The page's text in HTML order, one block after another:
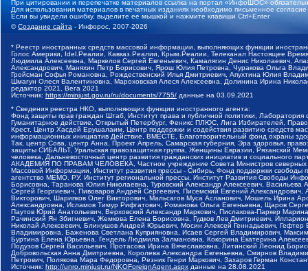
При цитировании и перепечатке материалов ссылка на портал «ИнфоШОС»
Для использования материалов в печатных изданиях необходимо письменное
Если вы увидели ошибку, выделите ее мышкой и нажмите клавиши Ctrl+Enter
©Создание сайта - Инфорос, 2007-2026
* Реестр иностранных средств массовой информации, выполняющих функции
Голос Америки, Idel.Реалии, Кавказ.Реалии, Крым.Реалии, Телеканал Настоящее
Людмила Алексеевна, Маркелов Сергей Евгеньевич, Камалягин Денис Николаевич,
Александрович, Маняхин Петр Борисович, Ярош Юлия Петровна, Чуракова Ольга
Гройсман Софья Романовна, Рождественский Илья Дмитриевич, Апухтина Юлия
Шмагун Олеся Валентиновна, Мароховская Алеся Алексеевна, Долинина Ирина
редактор 2021, Вега 2021
Источник: https://minjust.gov.ru/ru/documents/7755/ данные на 03.09.2021
* Сведения реестра НКО, выполняющих функции иностранного агента:
Фонд защиты прав граждан Штаб, Институт права и публичной политики,
Гуманитарное действие, Открытый Петербург, Феникс ПЛЮС, Лига Избирателей,
Крест, Центр Хасдей Ерушалаим, Центр поддержки и содействия развитию средств
информационных инициатив Действие, ВМЕСТЕ, Благотворительный фонд охраны
Так, центр Сова, центр Анна, Проект Апрель, Самарская губерния, Эра здоровья,
защиты СИБАЛЬТ, Уральская правозащитная группа, Женщины Евразии, Рязанский
человека, Дальневосточный центр развития гражданских инициатив и социального
АКАДЕМИЯ ПО ПРАВАМ ЧЕЛОВЕКА, Частное учреждение Совета Министров северных
Массовой Информации, Институт развития прессы - Сибирь, Фонд поддержки
агентство МЕМО. РУ, Институт региональной прессы, Институт Развития Свободы
Борисовна, Таранова Юлия Николаевна, Туровский Александр Алексеевич,
Сергей Георгиевич, Пивоваров Андрей Сергеевич, Писемский Евгений
Викторович, Шарипков Олег Викторович, Мальсагов Муса Асланович, Мошель Ирина
Александровна, Исламов Тимур Рифгатович, Романова Ольга Евгеньевна, Щаров
Паутов Юрий Анатольевич, Верховский Александр Маркович, Пислакова-Паркер
Рачинский Ян Збигневич, Жемкова Елена Борисовна, Гудков Лев Дмитриевич,
Николай Алексеевич, Блинушов Андрей Юрьевич, Мосин Алексей Геннадьевич,
Владимировна, Баженова Светлана Куприяновна, Исаев Сергей Владимирович,
Буртина Елена Юрьевна, Гендель Людмила Залмановна, Кокорина Екатерина
Подузов Сергей Васильевич, Протасова Ирина Вячеславовна, Литинский Леонид
Добровольская Анна Дмитриевна, Королева Александра Евгеньевна, Смирнов
Петрович, Полякова Мара Федоровна, Резник Генри Маркович, Захаров Герман
Источник: http://unro.minjust.ru/NKOForeignAgent.aspx данные на 28.08.2021